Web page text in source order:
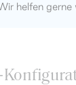
helfen gerne